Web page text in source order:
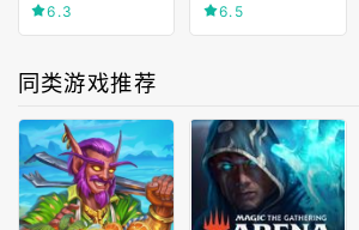
6.3 6.5
同类游戏推荐